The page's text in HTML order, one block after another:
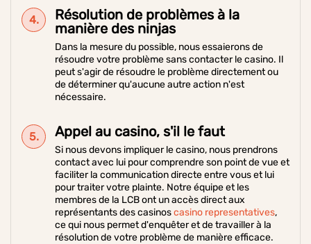
Résolution de problèmes à la
manière des ninjas
Dans la mesure du possible, nous essaierons de
résoudre votre problème sans contacter le casino. Il
peut s'agir de résoudre le problème directement ou
de déterminer qu'aucune autre action n'est
nécessaire.
Appel au casino, s'il le faut
Si nous devons impliquer le casino, nous prendrons
contact avec lui pour comprendre son point de vue et
faciliter la communication directe entre vous et lui
pour traiter votre plainte. Notre équipe et les
membres de la LCB ont un accès direct aux
représentants des casinoscasino representatives,
ce qui nous permet d'enquêter et de travailler à la
résolution de votre problème de manière efficace.